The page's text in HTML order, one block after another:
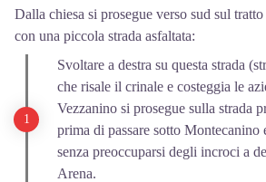
Dalla chiesa si prosegue verso sud sul
con una piccola strada asfaltata:
Svoltare a destra su questa strada
che risale il crinale e costeggia le
Vezzanino si prosegue sulla strada
prima di passare sotto Montecanino
senza preoccuparsi degli incroci a
Arena.